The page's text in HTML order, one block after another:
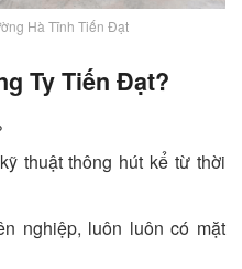
Hà Tĩnh Tiến Đạt
Ty Tiến Đạt?
thuật thông hút kể từ thời
nghiệp, luôn luôn có mặt